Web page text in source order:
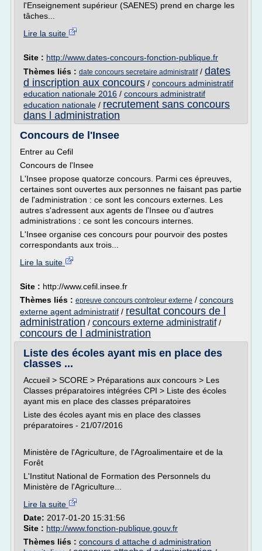
l'Enseignement supérieur (SAENES) prend en charge les
tâches...
Lire la suite
Site : http://www.dates-concours-fonction-publique.fr
Thèmes liés : date concours secretaire administratif/ dates
d inscription aux concours / concours administratif
education nationale 2016 / concours administratif
education nationale / recrutement sans concours
dans l administration
Concours de l'Insee
Entrer au Cefil
Concours de l'Insee
L'Insee propose quatorze concours. Parmi ces épreuves,
certaines sont ouvertes aux personnes ne faisant pas partie
de l'administration : ce sont les concours externes. Les
autres s'adressent aux agents de l'Insee ou d'autres
administrations : ce sont les concours internes.
L'Insee organise ces concours pour pourvoir des postes
correspondants aux trois...
Lire la suite
Site : http://www.cefil.insee.fr
Thèmes liés : epreuve concours controleur externe / concours
externe agent administratif / resultat concours de l
administration / concours externe administratif/
concours de l administration
Liste des écoles ayant mis en place des
classes ...
Accueil > SCORE > Préparations aux concours > Les
Classes préparatoires intégrées CPI > Liste des écoles
ayant mis en place des classes préparatoires
Liste des écoles ayant mis en place des classes
préparatoires - 21/07/2016
Ministère de l'Agriculture, de l'Agroalimentaire et de la
Forêt
L'Institut National de Formation des Personnels du
Ministère de l'Agriculture...
Lire la suite
Date: 2017-01-20 15:31:56
Site : http://www.fonction-publique.gouv.fr
Thèmes liés : concours d attache d administration